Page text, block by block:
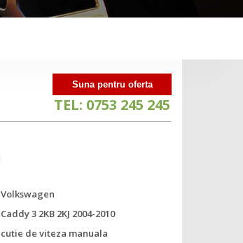
Suna pentru oferta
TEL: 0753 245 245
Volkswagen
Caddy 3 2KB 2KJ 2004-2010
cutie de viteza manuala